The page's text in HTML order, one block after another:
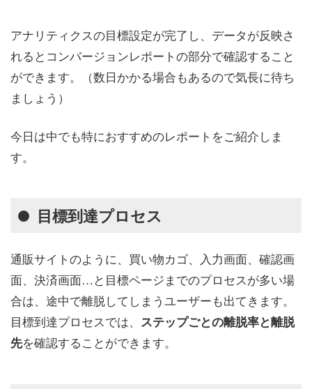
アナリティクスの目標設定が完了し、データが反映さ
れるとコンバージョンレポートの部分で確認すること
ができます。（数日かかる場合もあるので気長に待ち
ましょう）
今日は中でも特におすすめのレポートをご紹介しま
す。
目標到達プロセス
通販サイトのように、買い物カゴ、入力画面、確認画
面、決済画面…と目標ページまでのプロセスが多い場
合は、途中で離脱してしまうユーザーも出てきます。
目標到達プロセスでは、 ステップごとの離脱率と離脱
先を確認することができます。